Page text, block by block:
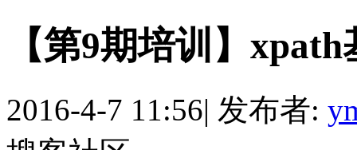
【第9期培训】
2016-4-7 11:56| 发布者: